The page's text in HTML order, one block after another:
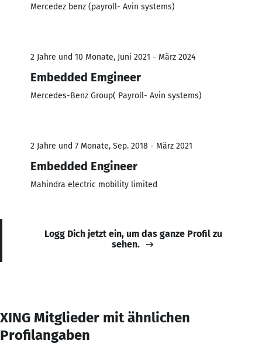
Mercedez benz (payroll- Avin systems)
2 Jahre und 10 Monate, Juni 2021 - März 2024
Embedded Emgineer
Mercedes-Benz Group( Payroll- Avin systems)
2 Jahre und 7 Monate, Sep. 2018 - März 2021
Embedded Engineer
Mahindra electric mobility limited
Logg Dich jetzt ein, um das ganze Profil zu
sehen.
XING Mitglieder mit ähnlichen
Profilangaben